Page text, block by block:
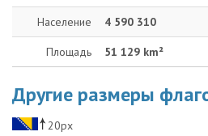
Население 4 590 310
Площадь 51 129 km²
Другие размеры
20px